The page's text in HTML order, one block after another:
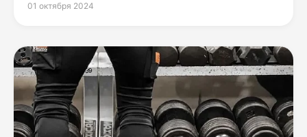
01 октября 2024